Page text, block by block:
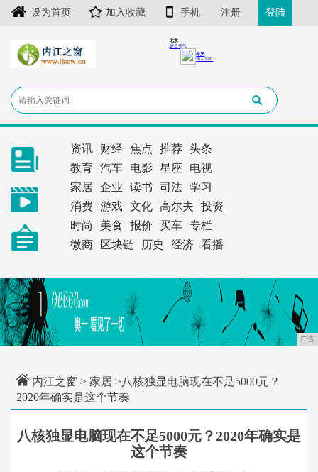
设为首页 加入收藏 手机 注册 登陆
资讯 财经 焦点 推荐
头条
教育
汽车 电影 星座
电视
家居
企业 读书 司法
学习
消费
游戏 文化 高尔夫
投资
时尚
美食 报价 买车
专栏
微商
区块链 历史 经济 看播
广告
内江之窗 > 家居 >八核独显电脑现在不足5000元？
2020年确实是这个节奏
八核独显电脑现在不足5000元？2020年确实是
这个节奏